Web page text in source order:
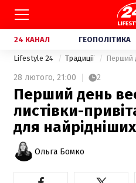
24 КАНАЛ ГЕОПОЛІТИКА
Lifestyle 24 Традиції
28 лютого, 21:00 2
Перший день
листівки-
для найрідніших
Ольга Бомко